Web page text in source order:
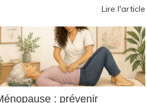
Lire l'article
: prévenir